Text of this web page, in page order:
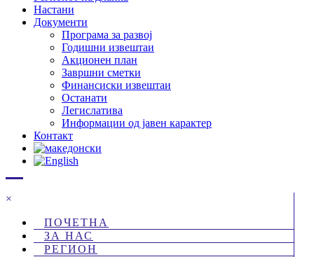
Настани
Документи
Програма за развој
Годишни извештаи
Акционен план
Завршни сметки
Финансиски извештаи
Останати
Легислатива
Информации од јавен карактер
Контакт
×
ПОЧЕТНА
ЗА НАС
РЕГИОН